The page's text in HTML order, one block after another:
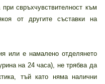
свръхчувствителност към
от другите съставки на
или е намалено отделянето
на 24 часа), не трябва да
тъй като няма налични